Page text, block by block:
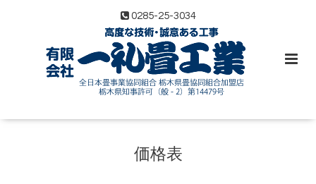
0285-25-3034
価格表